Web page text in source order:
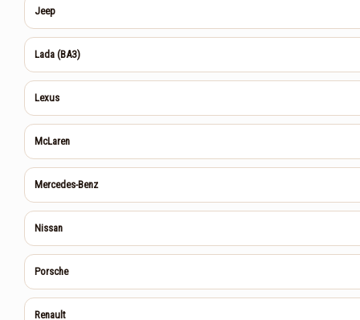
Jeep
Lada (ВАЗ)
Lexus
McLaren
Mercedes-Benz
Nissan
Porsche
Renault